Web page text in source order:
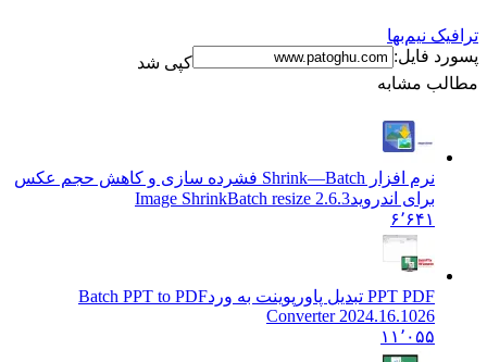
ترافیک نیم‌بها
پسورد فایل:
کپی شد
مطالب مشابه
نرم افزار Shrink—Batch فشرده سازی و کاهش حجم عکس
برای اندرویدImage ShrinkBatch resize 2.6.3
۶٬۶۴۱
PPT PDF تبدیل پاورپوینت به ورد
Batch PPT to PDF
Converter 2024.16.1026
۱۱٬۰۵۵